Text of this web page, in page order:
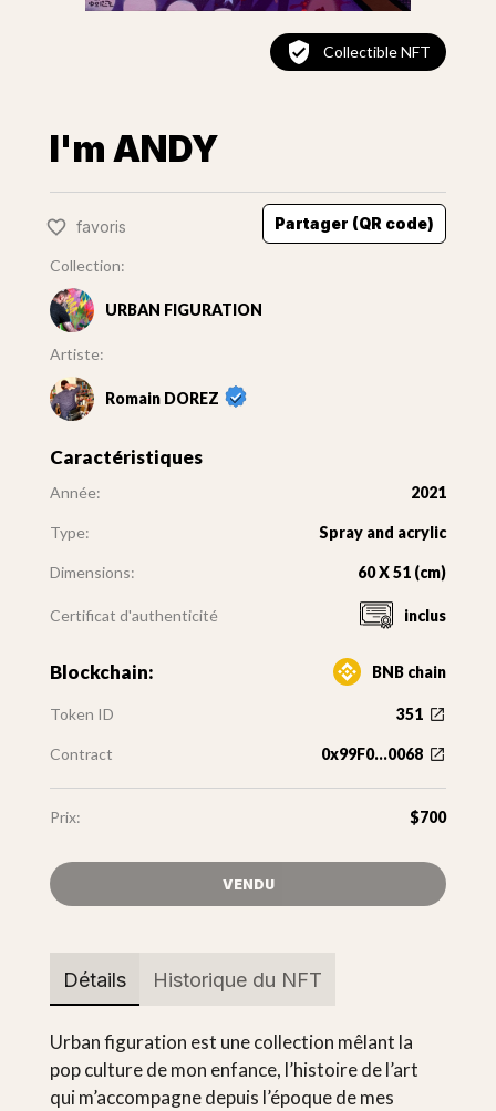
Collectible NFT
I'm ANDY
favoris Partager (QR code)
Collection:
URBAN FIGURATION
Artiste:
Romain DOREZ
Caractéristiques
Année: 2021
Type: Spray and acrylic
Dimensions: 60 X 51 (cm)
Certificat d'authenticité inclus
Blockchain: BNB chain
Token ID 351
Contract 0x99F0...0068
Prix: $700
VENDU
Détails Historique du NFT
Urban figuration est une collection mêlant la
pop culture de mon enfance, l’histoire de l’art
qui m’accompagne depuis l’époque de mes